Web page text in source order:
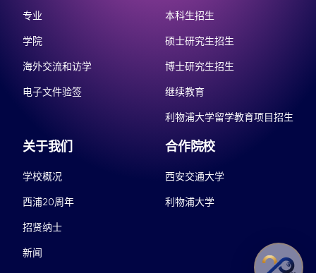
专业
学院
海外交流和访学
电子文件验签
本科生招生
硕士研究生招生
博士研究生招生
继续教育
利物浦大学留学教育项目招生
关于我们
学校概况
西浦20周年
招贤纳士
新闻
合作院校
西安交通大学
利物浦大学